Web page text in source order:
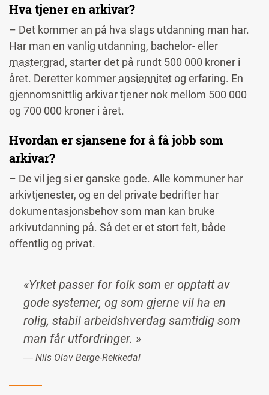
«Yrket passer for folk som er opptatt av
gode systemer, og som gjerne vil ha en
rolig, stabil arbeidshverdag samtidig som
man får utfordringer. »
― Nils Olav Berge-Rekkedal
Hva tjener en arkivar?
– Det kommer an på hva slags utdanning man har.
Har man en vanlig utdanning, bachelor- eller
mastergrad, starter det på rundt 500 000 kroner i
året. Deretter kommer ansiennitetog erfaring. En
gjennomsnittlig arkivar tjener nok mellom 500 000
og 700 000 kroner i året.
Hvordan er sjansene for å få jobb som
arkivar?
– De vil jeg si er ganske gode. Alle kommuner har
arkivtjenester, og en del private bedrifter har
dokumentasjonsbehov som man kan bruke
arkivutdanning på. Så det er et stort felt, både
offentlig og privat.